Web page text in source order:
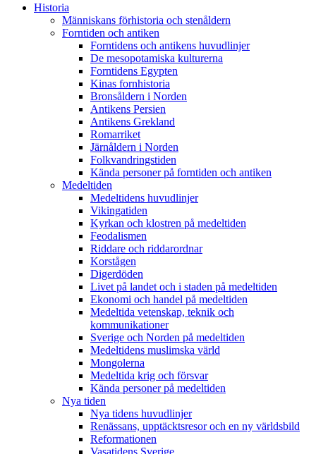
Historia
Människans förhistoria och stenåldern
Forntiden och antiken
Forntidens och antikens huvudlinjer
De mesopotamiska kulturerna
Forntidens Egypten
Kinas fornhistoria
Bronsåldern i Norden
Antikens Persien
Antikens Grekland
Romarriket
Järnåldern i Norden
Folkvandringstiden
Kända personer på forntiden och antiken
Medeltiden
Medeltidens huvudlinjer
Vikingatiden
Kyrkan och klostren på medeltiden
Feodalismen
Riddare och riddarordnar
Korstågen
Digerdöden
Livet på landet och i staden på medeltiden
Ekonomi och handel på medeltiden
Medeltida vetenskap, teknik och
kommunikationer
Sverige och Norden på medeltiden
Medeltidens muslimska värld
Mongolerna
Medeltida krig och försvar
Kända personer på medeltiden
Nya tiden
Nya tidens huvudlinjer
Renässans, upptäcktsresor och en ny världsbild
Reformationen
Vasatidens Sverige